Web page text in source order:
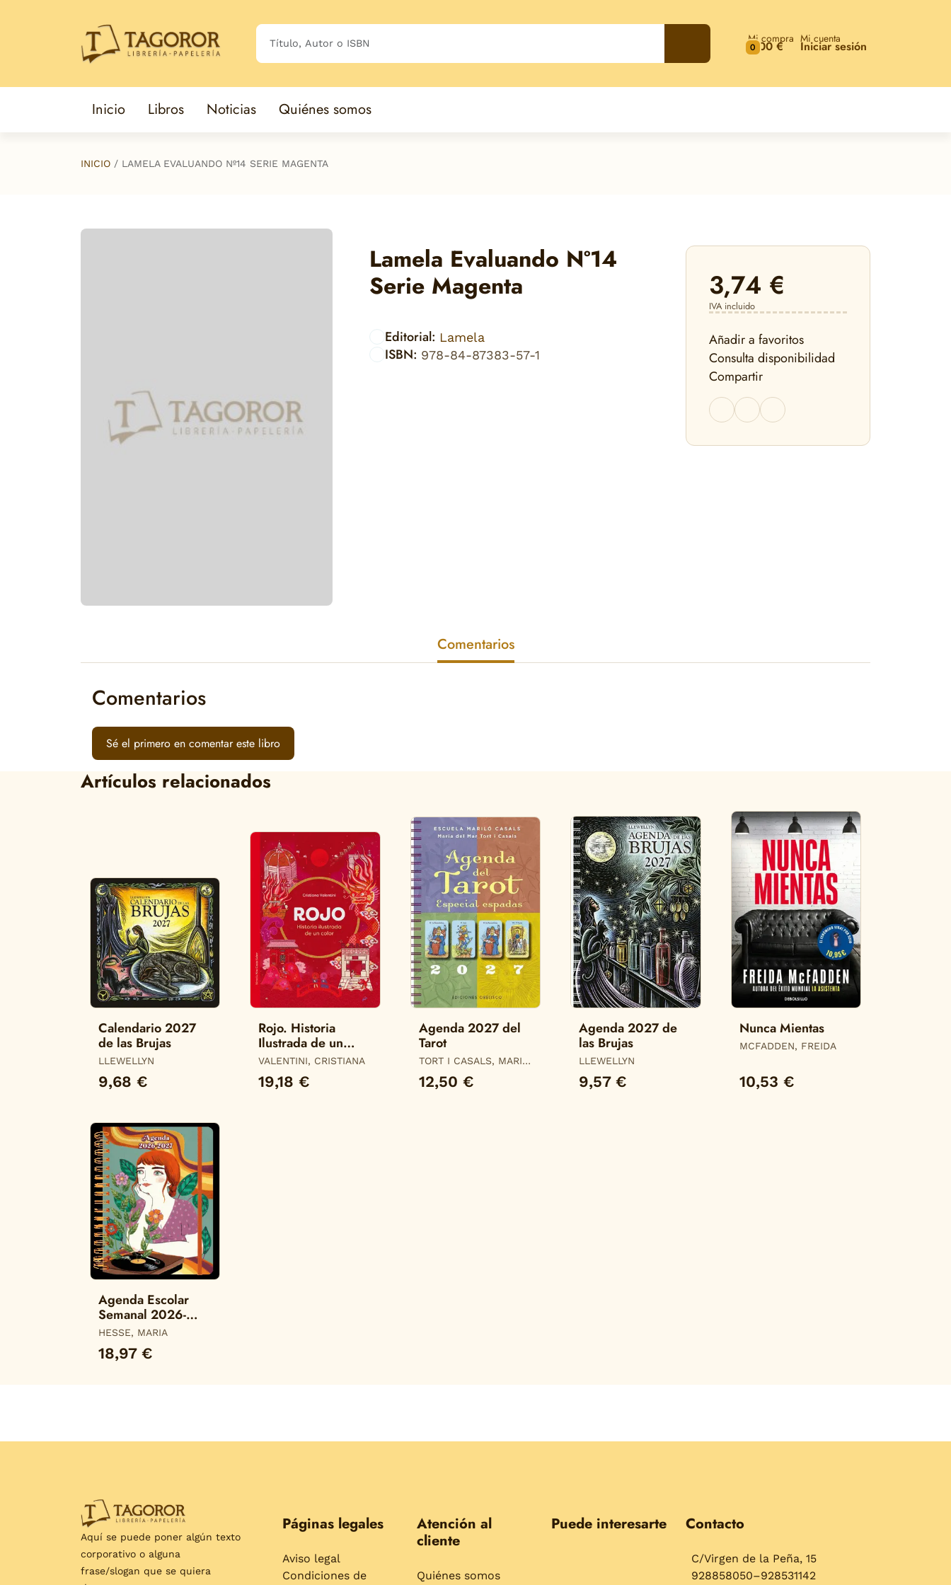
0
Mi compra
0,00 € Mi cuenta
Iniciar sesión
Inicio Libros Noticias Quiénes somos
INICIO LAMELA EVALUANDO Nº14 SERIE MAGENTA
Lamela Evaluando Nº14
Serie Magenta
Editorial: Lamela
ISBN: 978-84-87383-57-1
3,74 €
IVA incluido
Añadir a favoritos
Consulta disponibilidad
Compartir
Comentarios
Comentarios
Sé el primero en comentar este libro
Artículos relacionados
Calendario 2027
de las Brujas
LLEWELLYN
9,68 €
Rojo. Historia
Ilustrada de un
Color
VALENTINI, CRISTIANA
19,18 €
Agenda 2027 del
Tarot
TORT I CASALS, MARIA
12,50 €
Agenda 2027 de
las Brujas
LLEWELLYN
9,57 €
Nunca Mientas
MCFADDEN, FREIDA
10,53 €
Agenda Escolar
Semanal 2026-
2027 María Hesse
HESSE, MARIA
18,97 €
Aquí se puede poner algún texto
corporativo o alguna
frase/slogan que se quiera
Páginas legales
Aviso legal
Condiciones de
Atención al
cliente
Quiénes somos
Puede interesarte Contacto
C/Virgen de la Peña, 15
928858050–928531142